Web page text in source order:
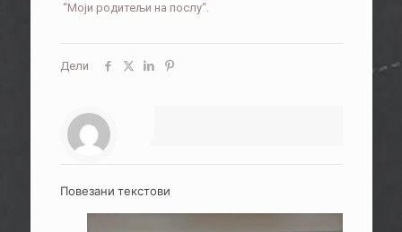
“Моји родитељи на послу“.
Дели
Повезани текстови